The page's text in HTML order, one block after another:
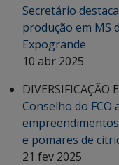
Secretário
produção em MS
Expogrande
10 abr 2025
DIVERSIFICAÇÃO
Conselho do FCO
e pomares de
21 fev 2025